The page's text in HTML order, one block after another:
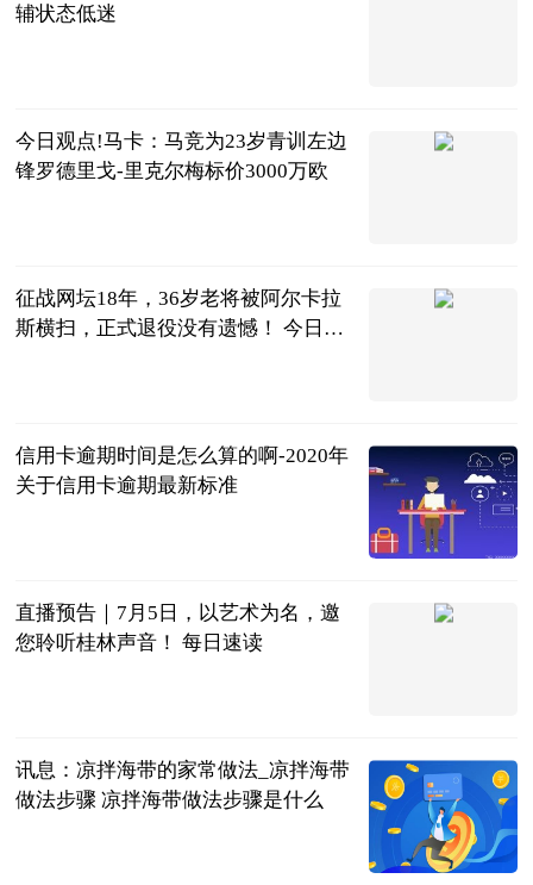
辅状态低迷
今日观点!马卡：马竞为23岁青训左边
锋罗德里戈-里克尔梅标价3000万欧
征战网坛18年，36岁老将被阿尔卡拉
斯横扫，正式退役没有遗憾！ 今日要
信用卡逾期时间是怎么算的啊-2020年
关于信用卡逾期最新标准
直播预告｜7月5日，以艺术为名，邀
您聆听桂林声音！ 每日速读
讯息：凉拌海带的家常做法_凉拌海带
做法步骤 凉拌海带做法步骤是什么